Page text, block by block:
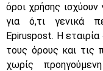
όροι χρήσης
για ό,τι γενικά
Epiruspost. Η
τους όρους και τις
χωρίς